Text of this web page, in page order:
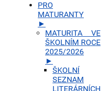
PRO
MATURANTY
►
MATURITA VE
ŠKOLNÍM ROCE
2025/2026
►
ŠKOLNÍ
SEZNAM
LITERÁRNÍCH